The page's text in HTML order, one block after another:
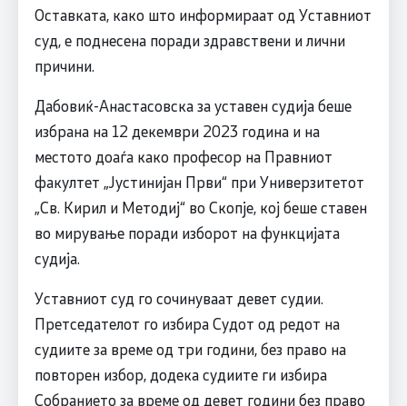
Оставката, како што информираат од Уставниот
суд, е поднесена поради здравствени и лични
причини.
Дабовиќ-Анастасовска за уставен судија беше
избрана на 12 декември 2023 година и на
местото доаѓа како професор на Правниот
факултет „Јустинијан Први“ при Универзитетот
„Св. Кирил и Методиј“ во Скопје, кој беше ставен
во мирување поради изборот на функцијата
судија.
Уставниот суд го сочинуваат девет судии.
Претседателот го избира Судот од редот на
судиите за време од три години, без право на
повторен избор, додека судиите ги избира
Собранието за време од девет години без право